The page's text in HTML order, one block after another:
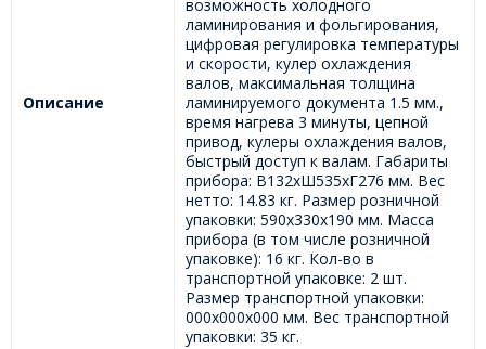
Описание
возможность холодного
ламинирования и фольгирования,
цифровая регулировка температуры
и скорости, кулер охлаждения
валов, максимальная толщина
ламинируемого документа 1.5 мм.,
время нагрева 3 минуты, цепной
привод, кулеры охлаждения валов,
быстрый доступ к валам. Габариты
прибора: В132хШ535хГ276 мм. Вес
нетто: 14.83 кг. Размер розничной
упаковки: 590х330х190 мм. Масса
прибора (в том числе розничной
упаковке): 16 кг. Кол-во в
транспортной упаковке: 2 шт.
Размер транспортной упаковки:
000х000х000 мм. Вес транспортной
упаковки: 35 кг.